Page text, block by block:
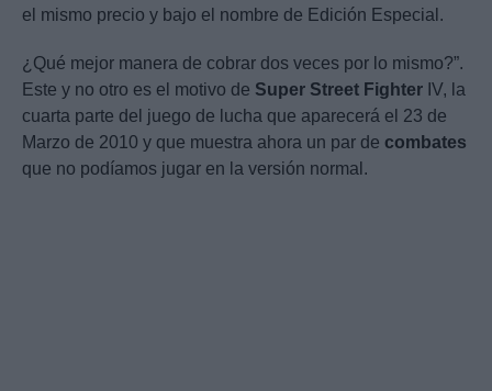
el mismo precio y bajo el nombre de Edición Especial.
¿Qué mejor manera de cobrar dos veces por lo mismo?”.
Este y no otro es el motivo de Super Street Fighter IV, la
cuarta parte del juego de lucha que aparecerá el 23 de
Marzo de 2010 y que muestra ahora un par de combates
que no podíamos jugar en la versión normal.